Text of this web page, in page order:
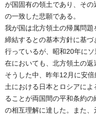
が国固有の領土であり、そ
の一致した悲願である。
我が国は北方領土の帰属問
締結するとの基本方針に基
行っているが、昭和20年に
在においても、北方領土の返
そうした中、昨年12月に安
土における日本とロシアに
ることが両国間の平和条約
の相互理解に達した。また